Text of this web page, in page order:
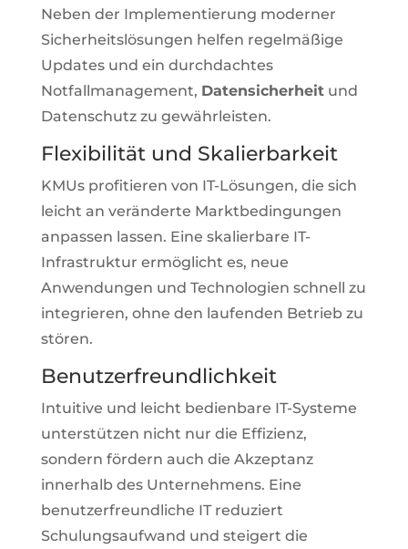
Neben der Implementierung moderner
Sicherheitslösungen helfen regelmäßige
Updates und ein durchdachtes
Notfallmanagement, Datensicherheitund
Datenschutz zu gewährleisten.
Flexibilität und Skalierbarkeit
KMUs profitieren von IT-Lösungen, die sich
leicht an veränderte Marktbedingungen
anpassen lassen. Eine skalierbare IT-
Infrastruktur ermöglicht es, neue
Anwendungen und Technologien schnell zu
integrieren, ohne den laufenden Betrieb zu
stören.
Benutzerfreundlichkeit
Intuitive und leicht bedienbare IT-Systeme
unterstützen nicht nur die Effizienz,
sondern fördern auch die Akzeptanz
innerhalb des Unternehmens. Eine
benutzerfreundliche IT reduziert
Schulungsaufwand und steigert die